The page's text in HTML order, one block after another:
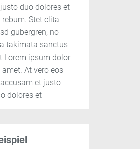
duo dolores et
rebum. Stet clita
gubergren, no
takimata sanctus
Lorem ipsum dolor
amet. At vero eos
et justo
dolores et